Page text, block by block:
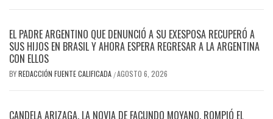
EL PADRE ARGENTINO QUE DENUNCIÓ A SU EXESPOSA RECUPERÓ A
SUS HIJOS EN BRASIL Y AHORA ESPERA REGRESAR A LA ARGENTINA
CON ELLOS
BYREDACCIÓN FUENTE CALIFICADA /AGOSTO 6, 2026
CANDELA ARIZAGA, LA NOVIA DE FACUNDO MOYANO, ROMPIÓ EL